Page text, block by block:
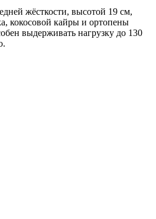
жёсткости, высотой 19 см,
кокосовой кайры и ортопены
выдерживать нагрузку до 130